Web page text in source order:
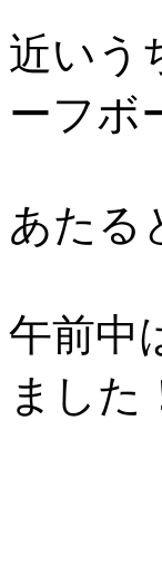
近いう
ーフボ
あたる
午前中
ました